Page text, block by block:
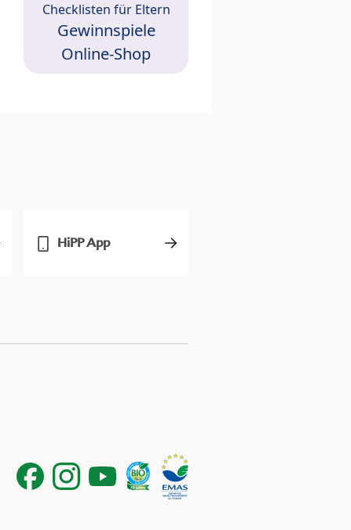
Checklisten für Eltern
Gewinnspiele
Online-Shop
HiPP App